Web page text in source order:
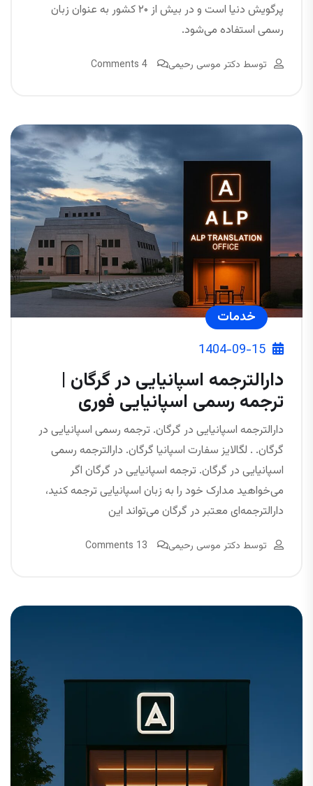
پرگویش دنیا است و در بیش از ۲۰ کشور به عنوان زبان
رسمی استفاده می‌شود.
توسط دکتر موسی رحیمی 4 Comments
خدمات
1404-09-15
دارالترجمه اسپانیایی در گرگان |
ترجمه رسمی اسپانیایی فوری
دارالترجمه اسپانیایی در گرگان. ترجمه رسمی اسپانیایی در
گرگان. . لگالایز سفارت اسپانیا گرگان. دارالترجمه رسمی
اسپانیایی در گرگان. ترجمه اسپانیایی در گرگان اگر
می‌خواهید مدارک خود را به زبان اسپانیایی ترجمه کنید،
دارالترجمه‌ای معتبر در گرگان می‌تواند این
توسط دکتر موسی رحیمی 13 Comments